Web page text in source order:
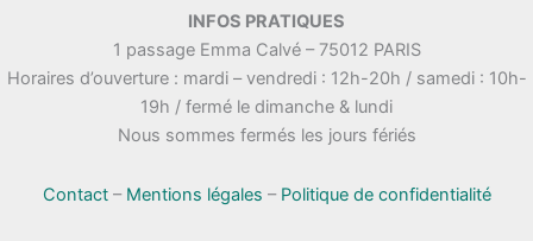
INFOS PRATIQUES
1 passage Emma Calvé – 75012 PARIS
Horaires d’ouverture : mardi – vendredi : 12h-20h / samedi : 10h-
19h / fermé le dimanche & lundi
Nous sommes fermés les jours fériés
Contact– Mentions légales – Politique de confidentialité